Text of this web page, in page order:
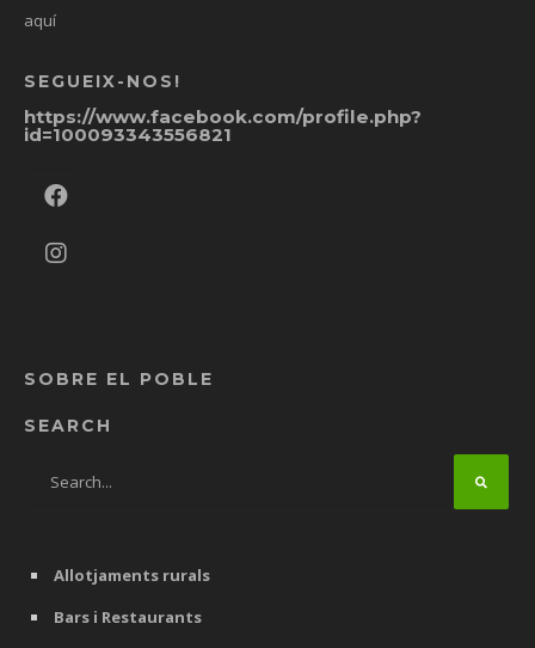
aquí
SEGUEIX-NOS!
https://www.facebook.com/profile.php?
id=100093343556821
SOBRE EL POBLE
SEARCH
Allotjaments rurals
Bars i Restaurants